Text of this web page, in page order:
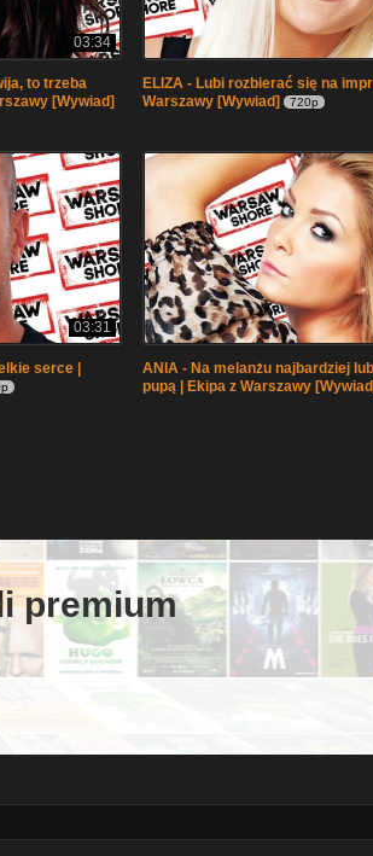
03:34
to trzeba
[Wywiad]
ELIZA - Lubi rozbierać się na
Warszawy [Wywiad]
720p
03:31
serce |
ANIA - Na melanżu najbardziej
pupą | Ekipa z Warszawy
premium